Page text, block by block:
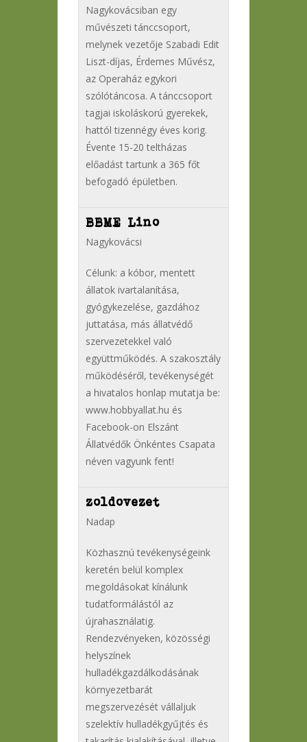
Nagykovácsiban egy
művészeti tánccsoport,
melynek vezetője Szabadi Edit
Liszt-díjas, Érdemes Művész,
az Operaház egykori
szólótáncosa. A tánccsoport
tagjai iskoláskorú gyerekek,
hattól tizennégy éves korig.
Évente 15-20 teltházas
előadást tartunk a 365 főt
befogadó épületben.
BBME Lino
Nagykovácsi
Célunk: a kóbor, mentett
állatok ivartalanítása,
gyógykezelése, gazdához
juttatása, más állatvédő
szervezetekkel való
együttműködés. A szakosztály
működéséről, tevékenységét
a hivatalos honlap mutatja be:
www.hobbyallat.hu és
Facebook-on Elszánt
Állatvédők Önkéntes Csapata
néven vagyunk fent!
zoldovezet
Nadap
Közhasznú tevékenységeink
keretén belül komplex
megoldásokat kínálunk
tudatformálástól az
újrahasználatig.
Rendezvényeken, közösségi
helyszínek
hulladékgazdálkodásának
környezetbarát
megszervezését vállaljuk
szelektív hulladékgyűjtés és